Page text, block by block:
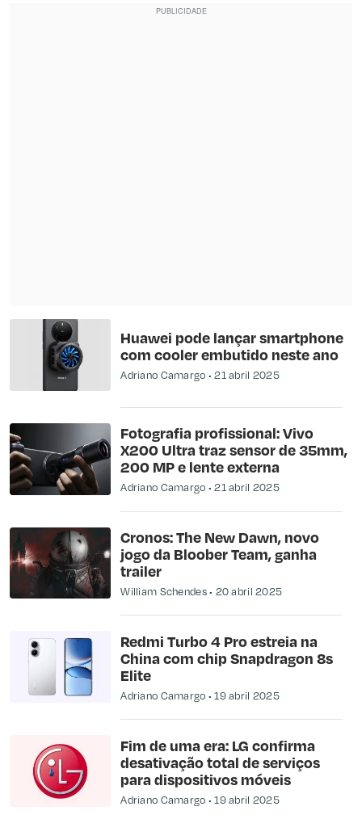
Huawei pode lançar smartphone
com cooler embutido neste ano
Adriano Camargo 21 abril 2025
Fotografia profissional: Vivo
X200 Ultra traz sensor de 35mm,
200 MP e lente externa
Adriano Camargo 21 abril 2025
Cronos: The New Dawn, novo
jogo da Bloober Team, ganha
trailer
William Schendes 20 abril 2025
Redmi Turbo 4 Pro estreia na
China com chip Snapdragon 8s
Elite
Adriano Camargo 19 abril 2025
Fim de uma era: LG confirma
desativação total de serviços
para dispositivos móveis
Adriano Camargo 19 abril 2025